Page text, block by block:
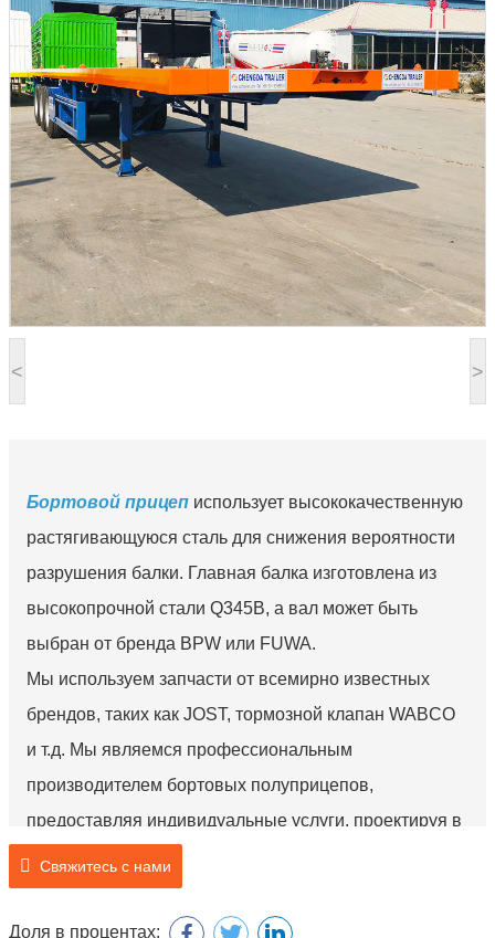
< >
Бортовой прицеп использует высококачественную
растягивающуюся сталь для снижения вероятности
разрушения балки. Главная балка изготовлена из
высокопрочной стали Q345B, а вал может быть
выбран от бренда BPW или FUWA.
Мы используем запчасти от всемирно известных
брендов, таких как JOST, тормозной клапан WABCO
и т.д. Мы являемся профессиональным
производителем бортовых полуприцепов,
предоставляя индивидуальные услуги, проектируя в
соответствии с любыми требованиями клиентов.
Свяжитесь с нами
Доля в процентах: